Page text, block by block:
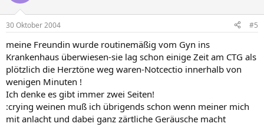
30 Oktober 2004 #5
meine Freundin wurde routinemäßig vom Gyn ins
Krankenhaus überwiesen-sie lag schon einige Zeit am CTG als
plötzlich die Herztöne weg waren-Notcectio innerhalb von
wenigen Minuten !
Ich denke es gibt immer zwei Seiten!
:crying weinen muß ich übrigends schon wenn meiner mich
mit anlacht und dabei ganz zärtliche Geräusche macht